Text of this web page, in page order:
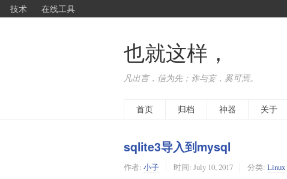
技术 在线工具
也就这样，
凡出言，信为先；诈与妄，奚可焉。
首页 归档 神器 关于
sqlite3导入到mysql
作者: 小子 时间: July 10, 2017 分类: Linux